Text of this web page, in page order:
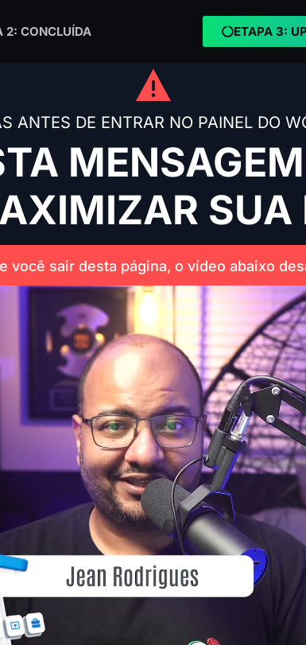
2: CONCLUÍDA ETAPA 3:
ANTES DE ENTRAR NO PAINEL DO
SUA
você sair desta página, o vídeo abaixo